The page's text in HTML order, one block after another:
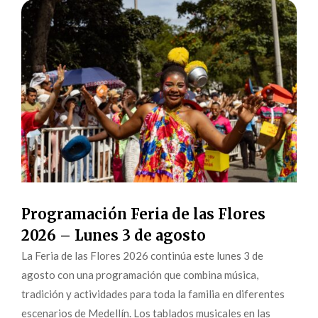
Programación Feria de las Flores
2026 – Lunes 3 de agosto
La Feria de las Flores 2026 continúa este lunes 3 de
agosto con una programación que combina música,
tradición y actividades para toda la familia en diferentes
escenarios de Medellín. Los tablados musicales en las